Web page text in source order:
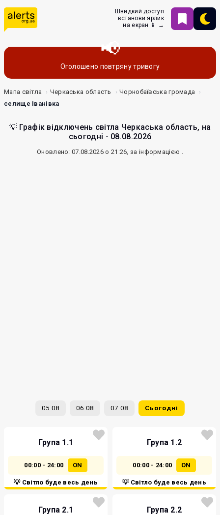
Швидкий доступ
встанови ярлик
на екран 📱 →
Оголошено повтряну тривогу
Мапа світла Черкаська область
Чорнобаївська громада
селище Іванівка
💡 Графік відключень світла Черкаська область, на
сьогодні - 08.08.2026
Оновлено: 07.08.2026 о 21:26, за інформацією .
05.08 06.08 07.08 Сьогодні
Група 1.1
00:00 - 24:00 ON
💡 Світло буде весь день
Група 1.2
00:00 - 24:00 ON
💡 Світло буде весь день
Група 2.1 Група 2.2